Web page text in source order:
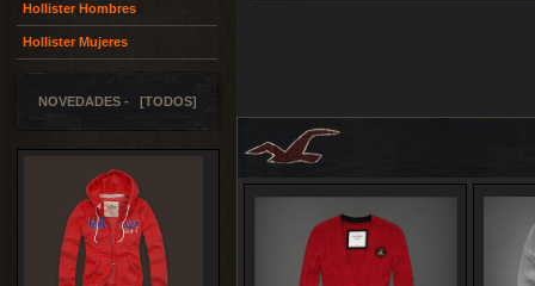
Hollister Hombres
Hollister Mujeres
NOVEDADES - [TODOS]